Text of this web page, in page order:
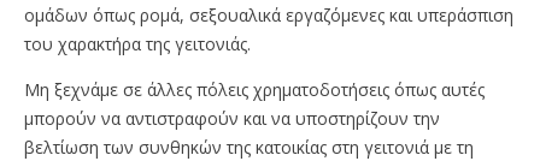
ομάδων όπως ρομά, σεξουαλικά εργαζόμενες και υπεράσπιση
του χαρακτήρα της γειτονιάς.
Μη ξεχνάμε σε άλλες πόλεις χρηματοδοτήσεις όπως αυτές
μπορούν να αντιστραφούν και να υποστηρίζουν την
βελτίωση των συνθηκών της κατοικίας στη γειτονιά με τη